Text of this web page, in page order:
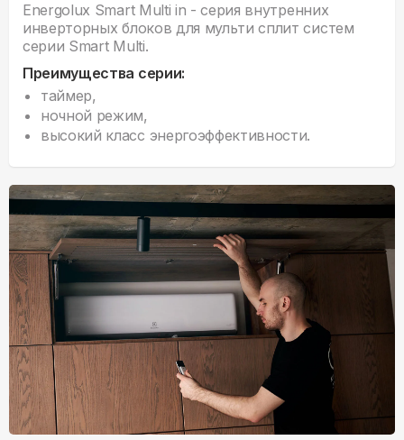
Energolux Smart Multi in - серия внyтренних
инверторных блоков для мульти сплит систем
серии Smart Multi.
Преимущества серии:
таймер,
ночной режим,
высокий класс энергоэффективности.